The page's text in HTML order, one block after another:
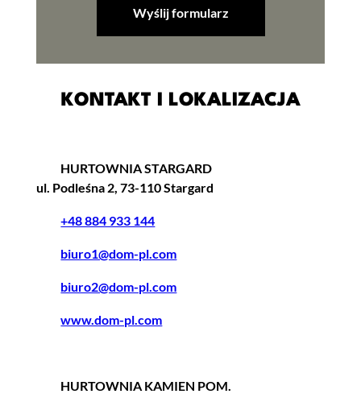
KONTAKT I LOKALIZACJA
HURTOWNIA STARGARD
ul. Podleśna 2, 73-110 Stargard
+48 884 933 144
biuro1@dom-pl.com
biuro2@dom-pl.com
www.dom-pl.com
HURTOWNIA KAMIEN POM.